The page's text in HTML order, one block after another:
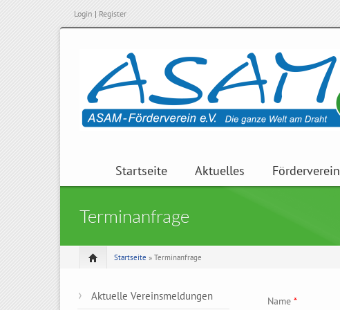
Login | Register
Startseite Aktuelles Förderverein
Terminanfrage
Startseite » Terminanfrage
Aktuelle Vereinsmeldungen Name *